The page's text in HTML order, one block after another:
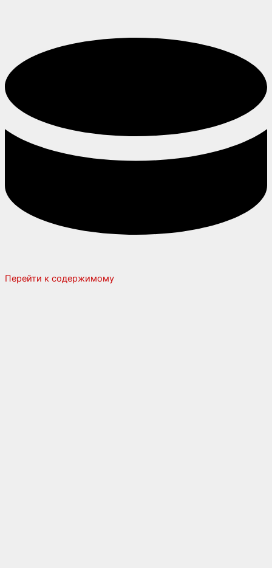
Перейти к содержимому